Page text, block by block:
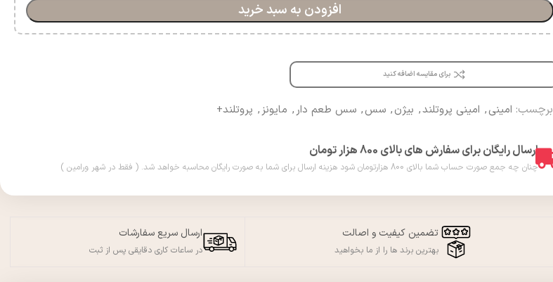
افزودن به سبد خرید
برای مقایسه اضافه کنید
برچسب: امینی, امینی پروتلند, بیژن, سس, سس طعم دار , مایونز , پروتلند+
ارسال رایگان برای سفارش های بالای 800 هزار تومان
چنان چه جمع صورت حساب شما بالای 800 هزارتومان شود هزینه ارسال برای شما به صورت رایگان محاسبه خواهد شد. ( فقط در شهر ورامین )
تضمین کیفیت و اصالت
بهترین برند ها را از ما بخواهید
ارسال سریع سفارشات
در ساعات کاری دقایقی پس از ثبت